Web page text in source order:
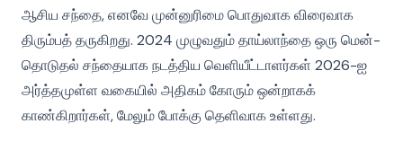
ஆசிய சந்தை, எனவே முன்னுரிமை பொதுவாக விரைவாக
திரும்பத் தருகிறது. 2024 முழுவதும் தாய்லாந்தை ஒரு மென்-
தொடுதல் சந்தையாக நடத்திய வெளியீட்டாளர்கள் 2026-ஐ
அர்த்தமுள்ள வகையில் அதிகம் கோரும் ஒன்றாகக்
காண்கிறார்கள், மேலும் போக்கு தெளிவாக உள்ளது.